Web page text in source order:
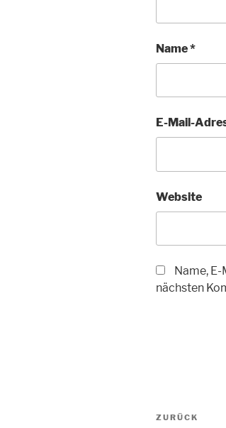
Name*
E-Mail-
Website
Name,
nächsten
Vorheriger
ZURÜCK